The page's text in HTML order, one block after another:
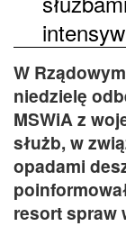
W
niedzielę
MSWiA z
służb, w
opadami
resort spraw